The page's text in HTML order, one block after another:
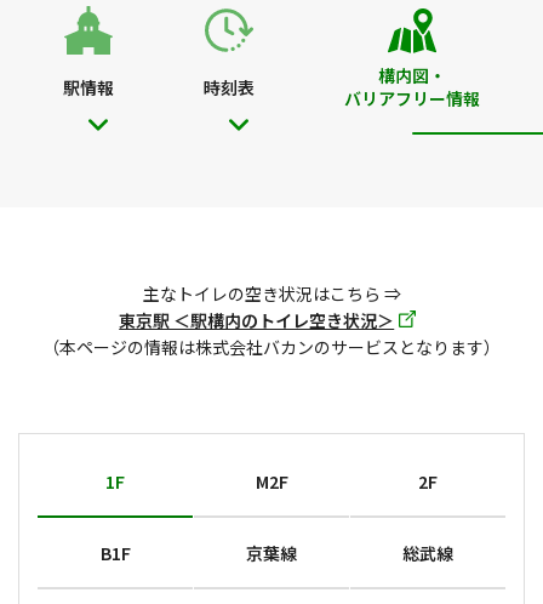
駅情報 時刻表
構内図・
バリアフリー情報
主なトイレの空き状況はこちら ⇒
東京駅 ＜駅構内のトイレ空き状況＞
（本ページの情報は株式会社バカンのサービスとなります）
1F M2F 2F
B1F 京葉線 総武線